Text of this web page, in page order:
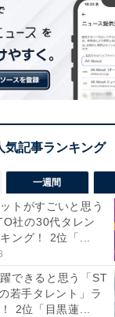
一週間
トがすごいと思う
社の30代タレン
ング！ 2位「...
できると思う「ST
若手タレント」ラ
2位「目黒蓮...